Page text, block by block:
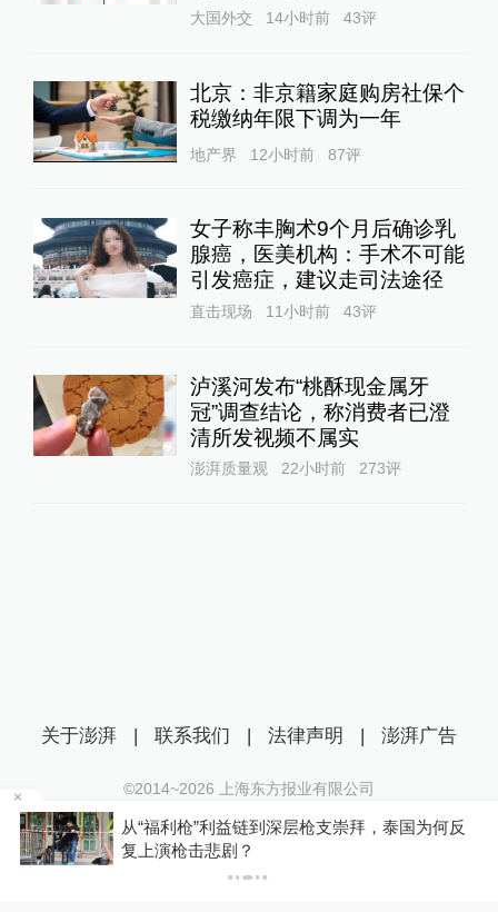
大国外交 14小时前 43评
北京：非京籍家庭购房社保个
税缴纳年限下调为一年
地产界 12小时前 87评
女子称丰胸术9个月后确诊乳
腺癌，医美机构：手术不可能
引发癌症，建议走司法途径
直击现场 11小时前 43评
泸溪河发布“桃酥现金属牙
冠”调查结论，称消费者已澄
清所发视频不属实
澎湃质量观 22小时前 273评
从“福利枪”利益链到深层枪支崇拜，泰国为何反
复上演枪击悲剧？
关于澎湃 | 联系我们 | 法律声明 | 澎湃广告
©2014~2026 上海东方报业有限公司
沪ICP证：沪B2-20170116 | 沪ICP备14003370号
互联网新闻信息服务许可证：31120170006
沪公网安备 31010602000299号